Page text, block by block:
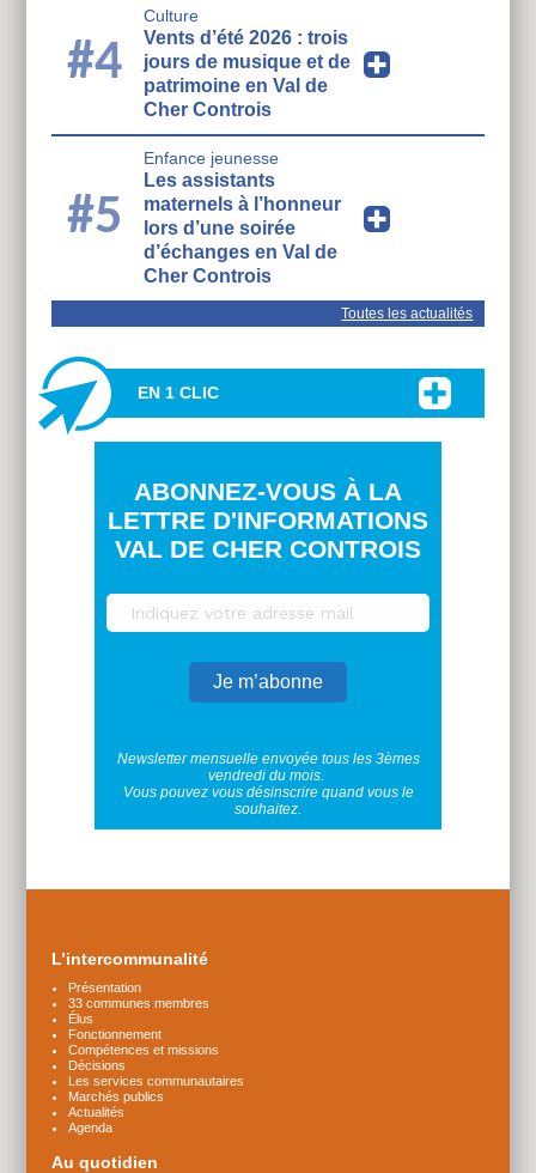
#4
Culture
Vents d’été 2026 : trois
jours de musique et de
patrimoine en Val de
Cher Controis
#5
Enfance jeunesse
Les assistants
maternels à l’honneur
lors d’une soirée
d’échanges en Val de
Cher Controis
Toutes les actualités
EN 1 CLIC
ABONNEZ-VOUS À LA
LETTRE D'INFORMATIONS
VAL DE CHER CONTROIS
Newsletter mensuelle envoyée tous les 3èmes
vendredi du mois.
Vous pouvez vous désinscrire quand vous le
souhaitez.
L’intercommunalité
Présentation
33 communes membres
Élus
Fonctionnement
Compétences et missions
Décisions
Les services communautaires
Marchés publics
Actualités
Agenda
Au quotidien